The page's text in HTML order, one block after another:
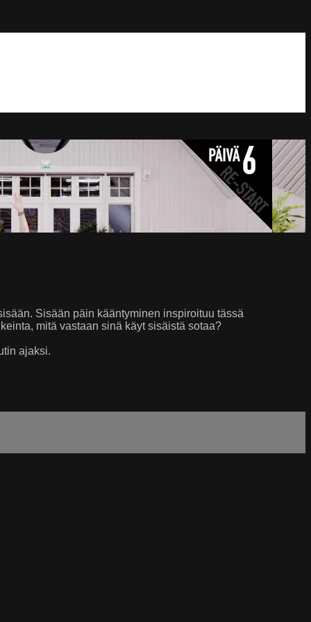
Sisään päin kääntyminen inspiroituu tässä
mitä vastaan sinä käyt sisäistä sotaa?
ajaksi.